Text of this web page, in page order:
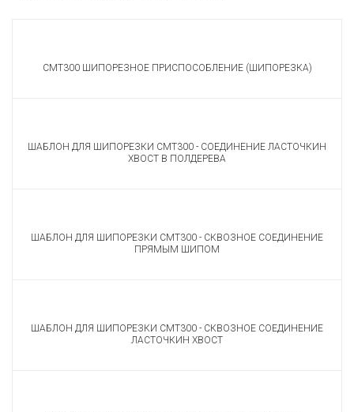
CMT300 ШИПОРЕЗНОЕ ПРИСПОСОБЛЕНИЕ (ШИПОРЕЗКА)
ШАБЛОН ДЛЯ ШИПОРЕЗКИ CMT300 - СОЕДИНЕНИЕ ЛАСТОЧКИН
ХВОСТ В ПОЛДЕРЕВА
ШАБЛОН ДЛЯ ШИПОРЕЗКИ CMT300 - СКВОЗНОЕ СОЕДИНЕНИЕ
ПРЯМЫМ ШИПОМ
ШАБЛОН ДЛЯ ШИПОРЕЗКИ CMT300 - СКВОЗНОЕ СОЕДИНЕНИЕ
ЛАСТОЧКИН ХВОСТ